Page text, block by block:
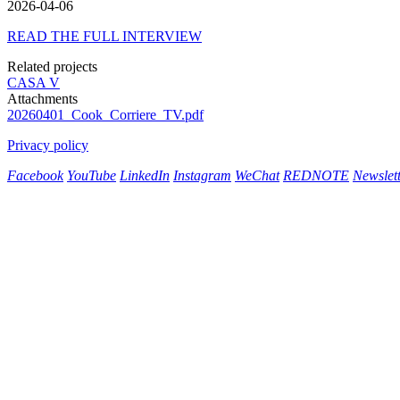
2026-04-06
READ THE FULL INTERVIEW
Related projects
CASA V
Attachments
20260401_Cook_Corriere_TV.pdf
Privacy policy
Facebook YouTube LinkedIn Instagram WeChat REDNOTE